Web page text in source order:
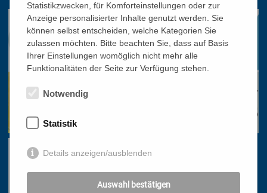
Statistikzwecken, für Komforteinstellungen oder zur
Anzeige personalisierter Inhalte genutzt werden. Sie
können selbst entscheiden, welche Kategorien Sie
zulassen möchten. Bitte beachten Sie, dass auf Basis
Ihrer Einstellungen womöglich nicht mehr alle
Funktionalitäten der Seite zur Verfügung stehen.
Notwendig
Statistik
Details anzeigen/ausblenden
Auswahl bestätigen